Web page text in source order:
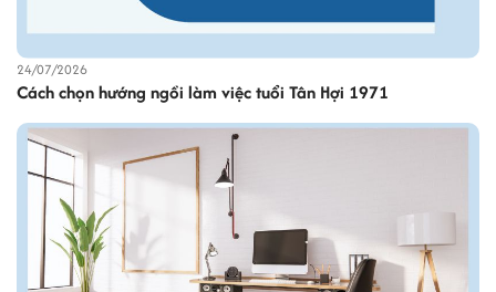
24/07/2026
Cách chọn hướng ngồi làm việc tuổi Tân Hợi 1971